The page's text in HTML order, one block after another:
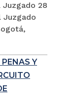
28
Juzgado
Y